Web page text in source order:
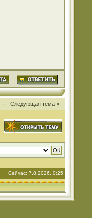
· Следующая тема »
Сейчас: 7.8.2026, 0:25